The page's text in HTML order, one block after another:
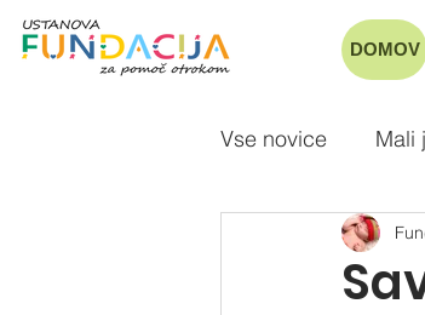
DOMOV
Vse novice Mali